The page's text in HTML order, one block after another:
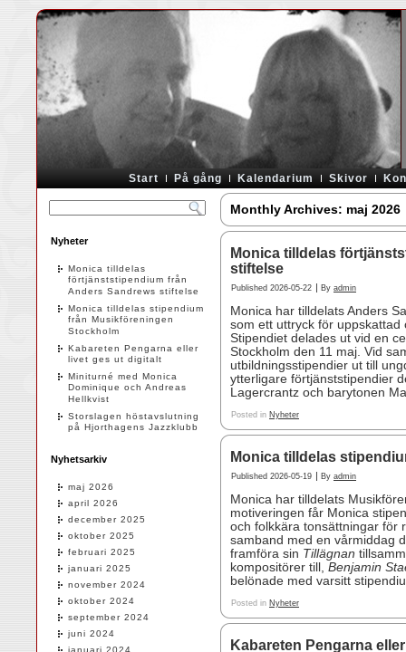
Start På gång Kalendarium Skivor
Nyheter
Monica tilldelas
förtjänststipendium från
Anders Sandrews stiftelse
Monica tilldelas stipendium
från Musikföreningen
Stockholm
Kabareten Pengarna eller
livet ges ut digitalt
Miniturné med Monica
Dominique och Andreas
Hellkvist
Storslagen höstavslutning
på Hjorthagens Jazzklubb
Nyhetsarkiv
maj 2026
april 2026
december 2025
oktober 2025
februari 2025
januari 2025
november 2024
oktober 2024
september 2024
juni 2024
januari 2024
Monthly Archives: maj 2026
Monica tilldelas
stiftelse
Published 2026-05-22 | By admin
Monica har tilldelats Anders
som ett uttryck för
Stipendiet delades ut vid en
Stockholm den 11 maj. Vid
utbildningsstipendier ut till
ytterligare förtjänststipendier
Lagercrantz och barytonen
Posted in Nyheter
Monica tilldelas
Published 2026-05-19 | By admin
Monica har tilldelats
motiveringen får Monica
och folkkära tonsättningar för
samband med en vårmiddag
framföra sin Tillägnan
kompositörer till, Benjamin
belönade med varsitt
Posted in Nyheter
Kabareten Pengarna